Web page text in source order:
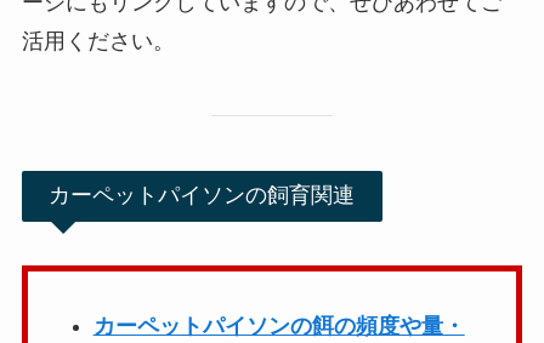
活用ください。
カーペットパイソンの飼育関連
カーペットパイソンの餌の頻度や量・